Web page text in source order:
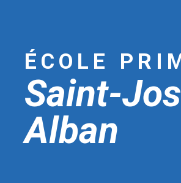
ÉCOLE
Saint-
Alban